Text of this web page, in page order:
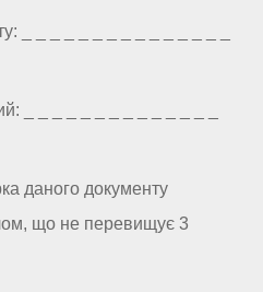
_ _ _ _ _ _ _ _ _ _ _ _ _ _ _
_ _ _ _ _ _ _ _ _ _ _ _ _ _
даного документу
що не перевищує 3